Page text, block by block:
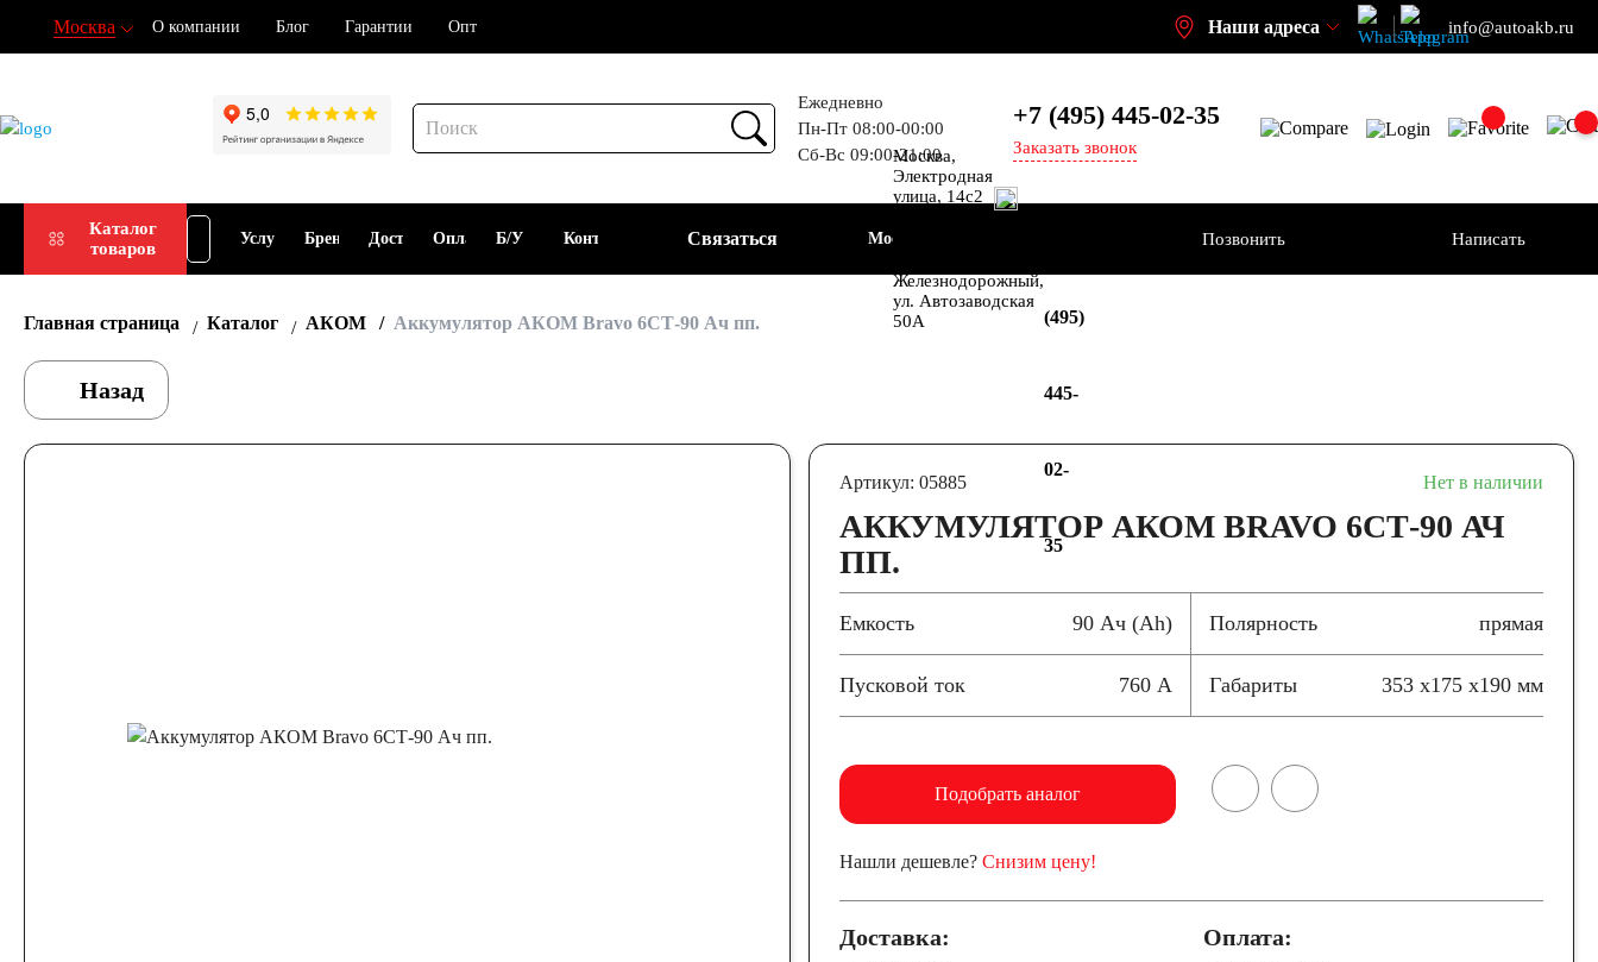
Москва О компании Блог Гарантии Опт Наши адреса info@autoakb.ru
Ежедневно
Пн-Пт 08:00-00:00
Сб-Вс 09:00-21:00
+7 (495)445-02-35
Заказать звонок
Каталог
товаров
Подбор
АКБ
Услуги Бренды ДоставкаОплата Б/У
АКБ
Контакты Связаться Москва
Москва,
Электродная
улица, 14с2
Железнодорожный,
ул. Автозаводская
50А
(495)
445-
02-
35
Позвонить Написать
Главная страница Каталог АКОМ Аккумулятор АКОМ Bravo 6СТ-90 Ач пп.
Назад
Артикул: 05885 Нет в наличии
АККУМУЛЯТОР АКОМ BRAVO 6СТ-90 АЧ
ПП.
Емкость 90 Ач (Ah) Полярность прямая
Пусковой ток 760 А Габариты 353 x175 x190 мм
Подобрать аналог
Нашли дешевле? Снизим цену!
Доставка: Оплата: